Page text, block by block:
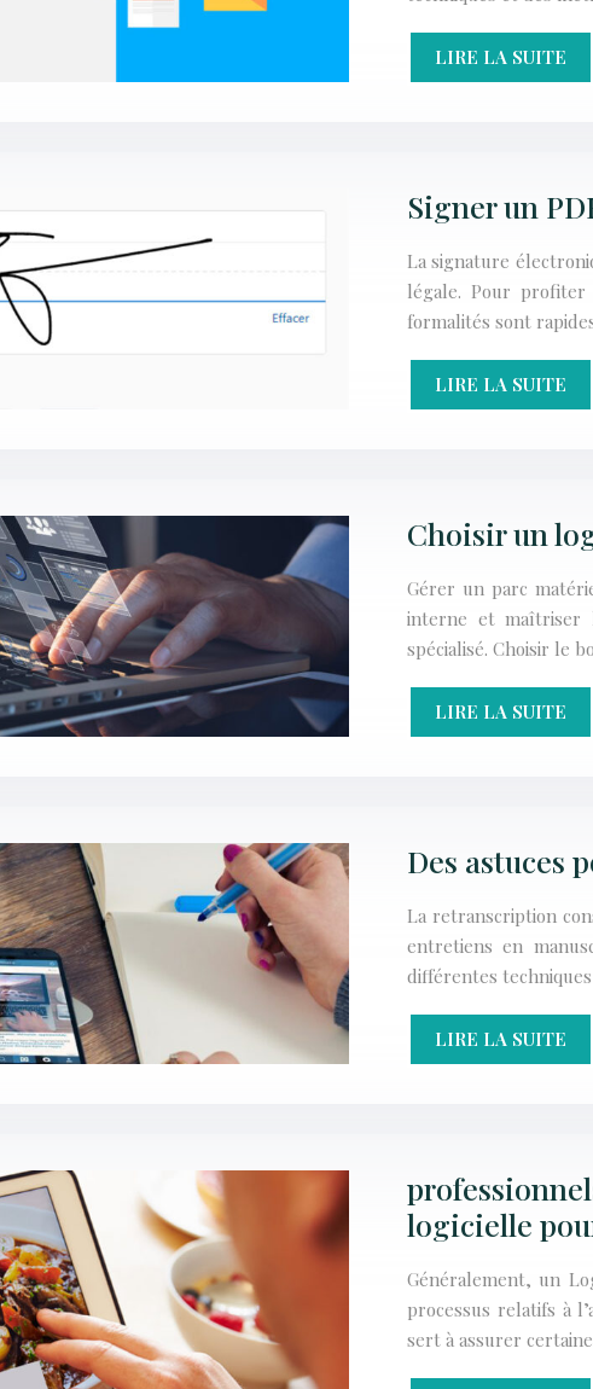
LIRE LA SUITE
Signer un
La signature
légale. Pour profiter
formalités sont
LIRE LA SUITE
Choisir un
Gérer un parc
interne et maîtriser
spécialisé. Choisir le
LIRE LA SUITE
Des astuces
La retranscription
entretiens en
différentes
LIRE LA SUITE
logicielle
Généralement, un
processus relatifs à
sert à assurer